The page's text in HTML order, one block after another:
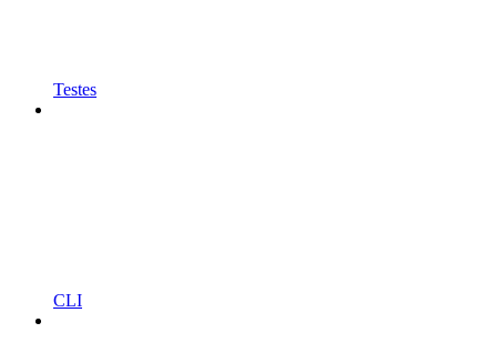
Testes
CLI